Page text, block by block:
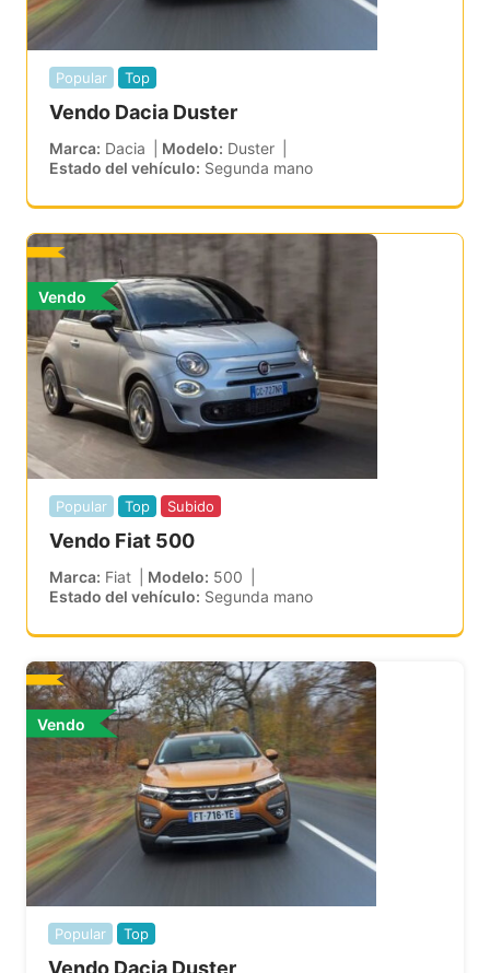
Popular Top
Vendo Dacia Duster
Marca Dacia Modelo Duster
Estado del vehículo Segunda mano
Vendo
Popular Top Subido
Vendo Fiat 500
Marca Fiat Modelo 500
Estado del vehículo Segunda mano
Vendo
Popular Top
Vendo Dacia Duster